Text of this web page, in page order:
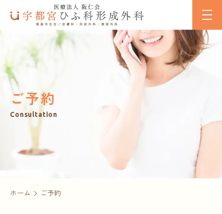
ご予約
Consultation
ホーム ご予約